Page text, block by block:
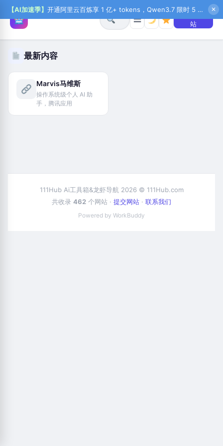
【AI加速季】 开通阿里云百炼享 1 亿+ tokens，Qwen3.7 限时 5 折起，秒悟新注送 1 万积分，加入 OPC 赢百万助力金，QoderWork CN 首月 0 元 ✕
☰
+ 提交网
站
最新内容
Marvis马维斯
操作系统级个人 AI 助
手，腾讯应用
111Hub Ai工具箱&龙虾导航 2026 © 111Hub.com
共收录 462 个网站 · 提交网站 · 联系我们
Powered by WorkBuddy